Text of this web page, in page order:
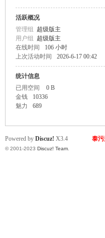
活跃概况
管理组 超级版主
用户组 超级版主
在线时间
106 小时
上次活动时间
2026-6-17 00:42
统计信息
已用空间
0 B
金钱
10336
魅力
689
泰
Powered by Discuz! X3.4
© 2001-2023 Discuz! Team.